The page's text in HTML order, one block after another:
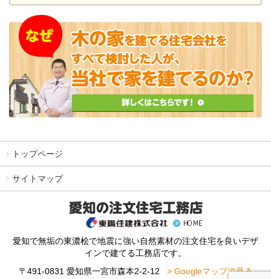
トップページ
サイトマップ
愛知で無垢の東濃桧で地震に強い自然素材の注文住宅を良いデザ
インで建てる工務店です。
〒491-0831 愛知県一宮市森本2-2-12 > Googleマップで見る